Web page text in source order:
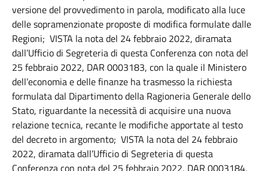
versione del provvedimento in parola, modificato alla luce
delle sopramenzionate proposte di modifica formulate dalle
Regioni; VISTA la nota del 24 febbraio 2022, diramata
dall’Ufficio di Segreteria di questa Conferenza con nota del
25 febbraio 2022, DAR 0003183, con la quale il Ministero
dell’economia e delle finanze ha trasmesso la richiesta
formulata dal Dipartimento della Ragioneria Generale dello
Stato, riguardante la necessità di acquisire una nuova
relazione tecnica, recante le modifiche apportate al testo
del decreto in argomento; VISTA la nota del 24 febbraio
2022, diramata dall’Ufficio di Segreteria di questa
Conferenza con nota del 25 febbraio 2022, DAR 0003184,